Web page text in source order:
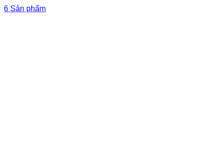
6 Sản phẩm